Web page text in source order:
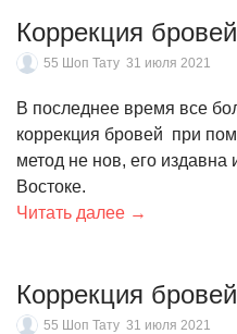
Коррекция
55 Шоп Тату 31 июля 2021
В последнее время все
коррекция бровей при
метод не нов, его
Востоке.
Читать далее →
Коррекция
55 Шоп Тату 31 июля 2021